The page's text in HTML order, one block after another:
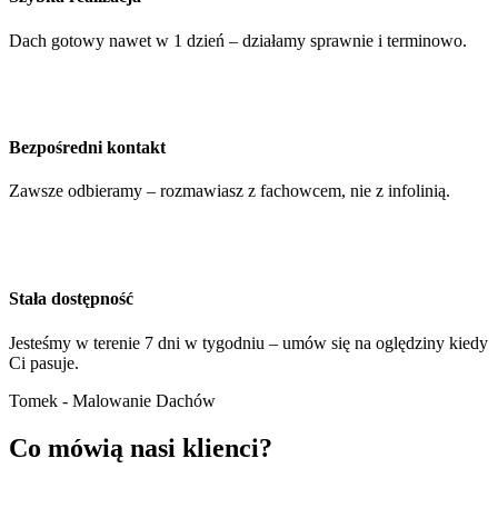
Dach gotowy nawet w 1 dzień – działamy sprawnie i terminowo.
Bezpośredni kontakt
Zawsze odbieramy – rozmawiasz z fachowcem, nie z infolinią.
Stała dostępność
Jesteśmy w terenie 7 dni w tygodniu – umów się na oględziny kiedy
Ci pasuje.
Tomek - Malowanie Dachów
Co mówią nasi klienci?